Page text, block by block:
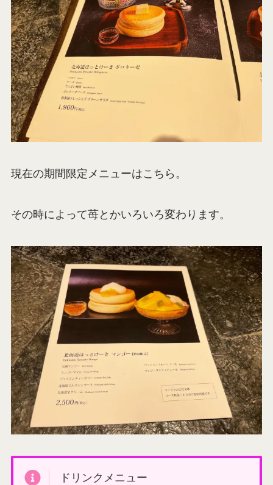
現在の期間限定メニューはこちら。
その時によって苺とかいろいろ変わります。
ドリンクメニュー